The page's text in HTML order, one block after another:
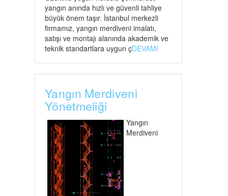
yangın anında hızlı ve güvenli tahliye
büyük önem taşır. İstanbul merkezli
firmamız, yangın merdiveni imalatı,
satışı ve montajı alanında akademik ve
teknik standartlara uygun çDEVAMI
Yangın Merdiveni
Yönetmeliği
Yangın
Merdiveni